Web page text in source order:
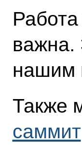
важна.
нашим
Также
саммит